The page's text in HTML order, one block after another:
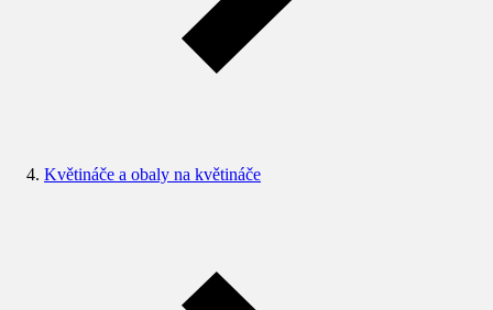
Květináče a obaly na květináče